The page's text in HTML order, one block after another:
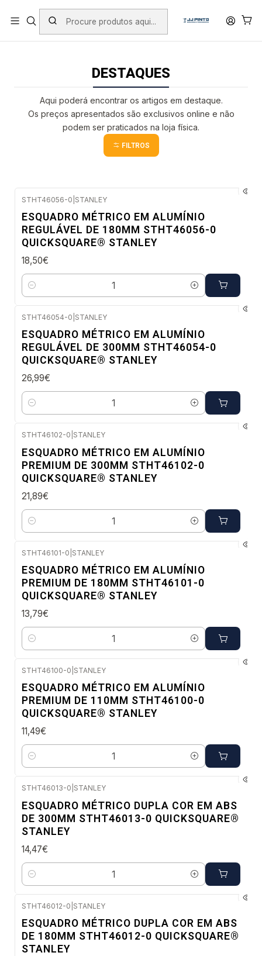
PORTES INCLUÍDOS EM ENCOMENDAS +75€ (excepto ilhas)
Início PRODUTOS DESTAQUES
DESTAQUES
Aqui poderá encontrar os artigos em destaque.
Os preços apresentados são exclusivos online e não
podem ser praticados na loja física.
FILTROS
STHT46056-0 STANLEY
ESQUADRO MÉTRICO EM ALUMÍNIO
REGULÁVEL DE 180MM STHT46056-0
QUICKSQUARE® STANLEY
18,50€
Quantidade
STHT46054-0 STANLEY
ESQUADRO MÉTRICO EM ALUMÍNIO
REGULÁVEL DE 300MM STHT46054-0
QUICKSQUARE® STANLEY
26,99€
Quantidade
STHT46102-0 STANLEY
ESQUADRO MÉTRICO EM ALUMÍNIO
PREMIUM DE 300MM STHT46102-0
QUICKSQUARE® STANLEY
21,89€
Quantidade
STHT46101-0 STANLEY
ESQUADRO MÉTRICO EM ALUMÍNIO
PREMIUM DE 180MM STHT46101-0
QUICKSQUARE® STANLEY
13,79€
Quantidade
STHT46100-0 STANLEY
ESQUADRO MÉTRICO EM ALUMÍNIO
PREMIUM DE 110MM STHT46100-0
QUICKSQUARE® STANLEY
11,49€
Quantidade
STHT46013-0 STANLEY
ESQUADRO MÉTRICO DUPLA COR EM ABS
DE 300MM STHT46013-0 QUICKSQUARE®
STANLEY
14,47€
Quantidade
STHT46012-0 STANLEY
ESQUADRO MÉTRICO DUPLA COR EM ABS
DE 180MM STHT46012-0 QUICKSQUARE®
STANLEY